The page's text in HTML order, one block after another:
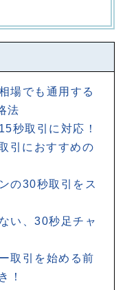
場でも通用する
法
秒取引に対応！
引におすすめの
の30秒取引をス
い、30秒足チャ
取引を始める前
！